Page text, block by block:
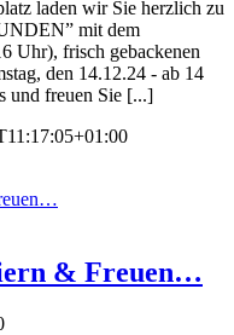
laden wir Sie herzlich zu
mit dem
Uhr), frisch gebackenen
den 14.12.24 - ab 14
und freuen Sie [...]
& Freuen…